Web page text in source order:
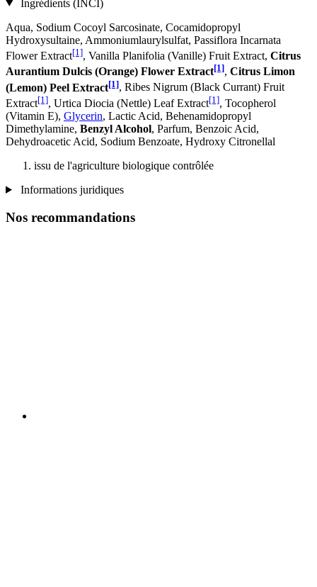
Ingrédients (INCI)
Aqua, Sodium Cocoyl Sarcosinate, Cocamidopropyl
Hydroxysultaine, Ammoniumlaurylsulfat, Passiflora Incarnata
Flower Extract[1], Vanilla Planifolia (Vanille) Fruit Extract, Citrus
Aurantium Dulcis (Orange) Flower Extract[1], Citrus Limon
(Lemon) Peel Extract[1], Ribes Nigrum (Black Currant) Fruit
Extract[1], Urtica Diocia (Nettle) Leaf Extract[1], Tocopherol
(Vitamin E), Glycerin, Lactic Acid, Behenamidopropyl
Dimethylamine, Benzyl Alcohol, Parfum, Benzoic Acid,
Dehydroacetic Acid, Sodium Benzoate, Hydroxy Citronellal
issu de l'agriculture biologique contrôlée
Informations juridiques
Nos recommandations